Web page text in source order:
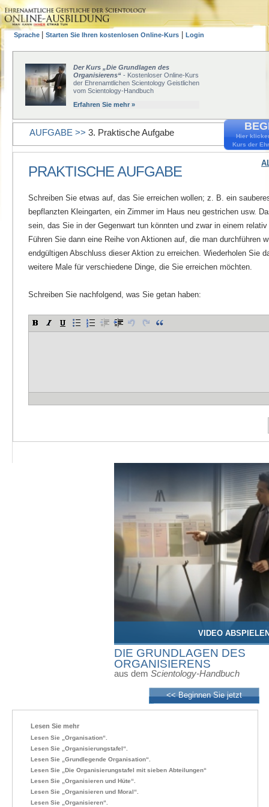
Sprache Starten Sie Ihren kostenlosen Online-Kurs Login
VIDEO
DIE GRUNDLAGEN DES
ORGANISIERENS
aus dem Scientology-Handbuch
<< Beginnen Sie jetzt
Der Kurs „Die Grundlagen des
Organisierens“ - Kostenloser Online-Kurs
der Ehrenamtlichen Scientology Geistlichen
vom Scientology-Handbuch
Erfahren Sie mehr »
Hier
Kurs der
AUFGABE >> 3. Praktische Aufgabe
PRAKTISCHE AUFGABE
Schreiben Sie etwas auf, das Sie erreichen wollen; z. B. ein
bepflanzten Kleingarten, ein Zimmer im Haus neu gestrichen usw.
sein, das Sie in der Gegenwart tun könnten und zwar in einem
Führen Sie dann eine Reihe von Aktionen auf, die man durchführen
endgültigen Abschluss dieser Aktion zu erreichen. Wiederholen Sie
weitere Male für verschiedene Dinge, die Sie erreichen möchten.
Schreiben Sie nachfolgend, was Sie getan haben:
Lesen Sie mehr
Lesen Sie „Organisation“.
Lesen Sie „Organisierungstafel“.
Lesen Sie „Grundlegende Organisation“.
Lesen Sie „Die Organisierungstafel mit sieben Abteilungen“
Lesen Sie „Organisieren und Hüte“.
Lesen Sie „Organisieren und Moral“.
Lesen Sie „Organisieren“.